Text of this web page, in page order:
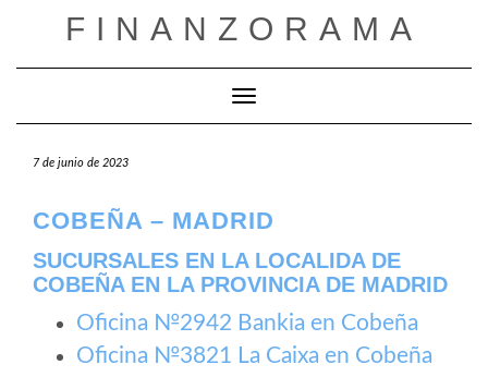
FINANZORAMA
Cambiar modo de navegación
7 de junio de 2023
COBEÑA – MADRID
SUCURSALES EN LA LOCALIDA DE
COBEÑA EN LA PROVINCIA DE MADRID
Oficina №2942 Bankia en Cobeña
Oficina №3821 La Caixa en Cobeña